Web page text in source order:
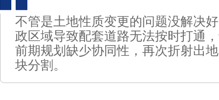
不管是土地性质变更的问题没解决
政区域导致配套道路无法按时打通
前期规划缺少协同性，再次折射出
块分割。